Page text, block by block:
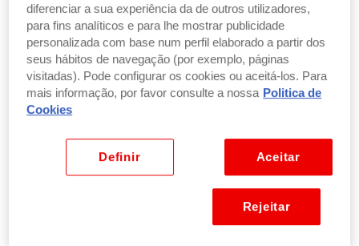
Bulgária: 359
Burkina Faso: 226
Burundi: 257
Butão: 975
Cabo Verde: 238
Camarões: 237
Canadá: 1
Cazaquistão: 7
diferenciar a sua experiência da de outros utilizadores,
para fins analíticos e para lhe mostrar publicidade
personalizada com base num perfil elaborado a partir dos
seus hábitos de navegação (por exemplo, páginas
visitadas). Pode configurar os cookies ou aceitá-los. Para
mais informação, por favor consulte a nossa Politica de
Cookies
Aceitar
Definir
Rejeitar